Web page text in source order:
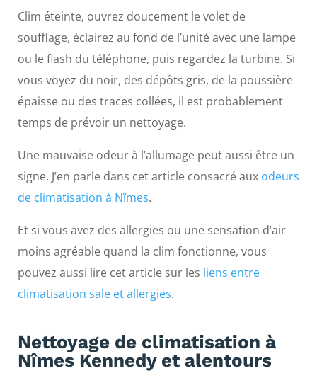
Clim éteinte, ouvrez doucement le volet de
soufflage, éclairez au fond de l’unité avec une lampe
ou le flash du téléphone, puis regardez la turbine. Si
vous voyez du noir, des dépôts gris, de la poussière
épaisse ou des traces collées, il est probablement
temps de prévoir un nettoyage.
Une mauvaise odeur à l’allumage peut aussi être un
signe. J’en parle dans cet article consacré aux odeurs
de climatisation à Nîmes.
Et si vous avez des allergies ou une sensation d’air
moins agréable quand la clim fonctionne, vous
pouvez aussi lire cet article sur les liens entre
climatisation sale et allergies.
Nettoyage de climatisation à
Nîmes Kennedy et alentours